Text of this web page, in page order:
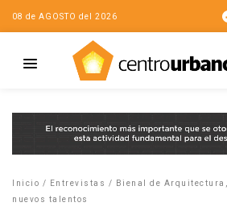
08 de AGOSTO del 2026
Inicio / Entrevistas /
Bienal de
nuevos talentos